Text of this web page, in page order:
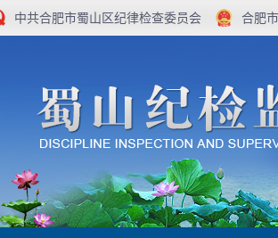
中共合肥市蜀山区纪律检查委员会 合肥